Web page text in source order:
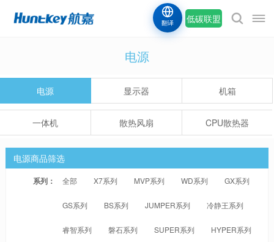
低碳联盟
翻译
电源
电源 显示器 机箱
一体机 散热风扇 CPU散热器
电源商品筛选
系列： 全部 X7系列 MVP系列 WD系列 GX系列
GS系列 BS系列 JUMPER系列 冷静王系列
睿智系列 磐石系列 SUPER系列 HYPER系列